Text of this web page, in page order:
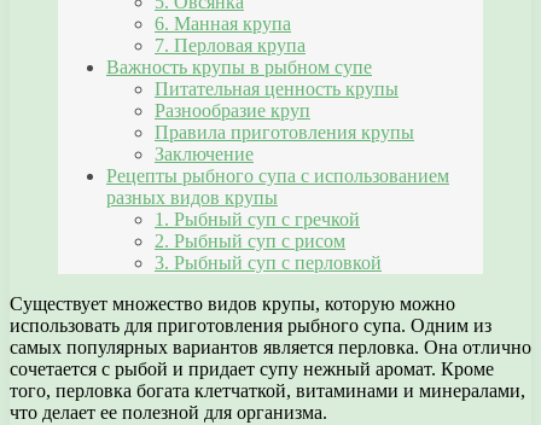
6. Манная крупа
7. Перловая крупа
Важность крупы в рыбном супе
Питательная ценность крупы
Разнообразие круп
Правила приготовления крупы
Заключение
Рецепты рыбного супа с использованием
разных видов крупы
1. Рыбный суп с гречкой
2. Рыбный суп с рисом
3. Рыбный суп с перловкой
Существует множество видов крупы, которую можно
использовать для приготовления рыбного супа. Одним из
самых популярных вариантов является перловка. Она отлично
сочетается с рыбой и придает супу нежный аромат. Кроме
того, перловка богата клетчаткой, витаминами и минералами,
что делает ее полезной для организма.